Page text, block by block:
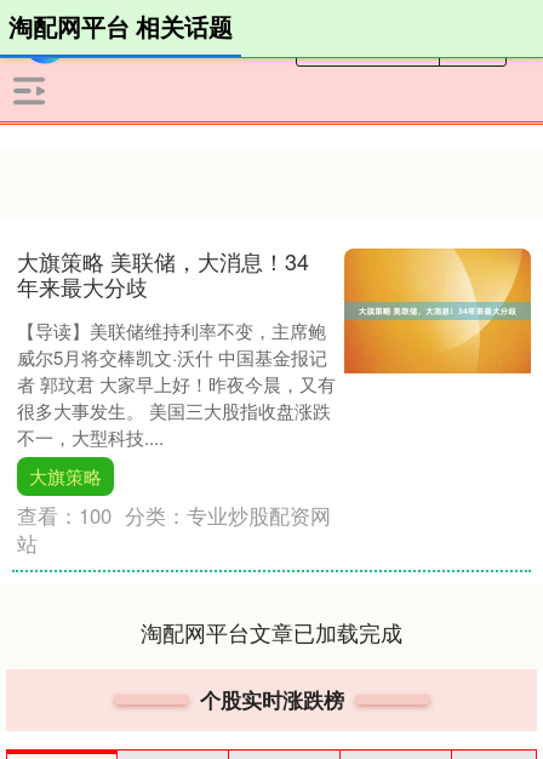
淘配网平台 相关话题
大旗策略 美联储，大消息！34
年来最大分歧
【导读】美联储维持利率不变，主席鲍
威尔5月将交棒凯文·沃什 中国基金报记
者 郭玟君 大家早上好！昨夜今晨，又有
很多大事发生。 美国三大股指收盘涨跌
不一，大型科技....
大旗策略
查看： 100 分类：专业炒股配资网
站
淘配网平台文章已加载完成
个股实时涨跌榜